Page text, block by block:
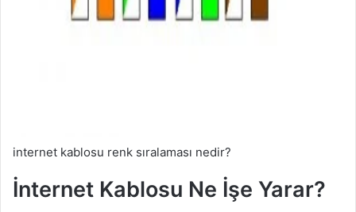
internet kablosu renk sıralaması nedir?
İnternet Kablosu Ne İşe Yarar?